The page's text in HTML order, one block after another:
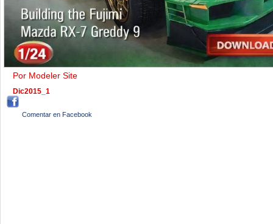
Por Modeler Site
Dic2015_1
Comentar en Facebook